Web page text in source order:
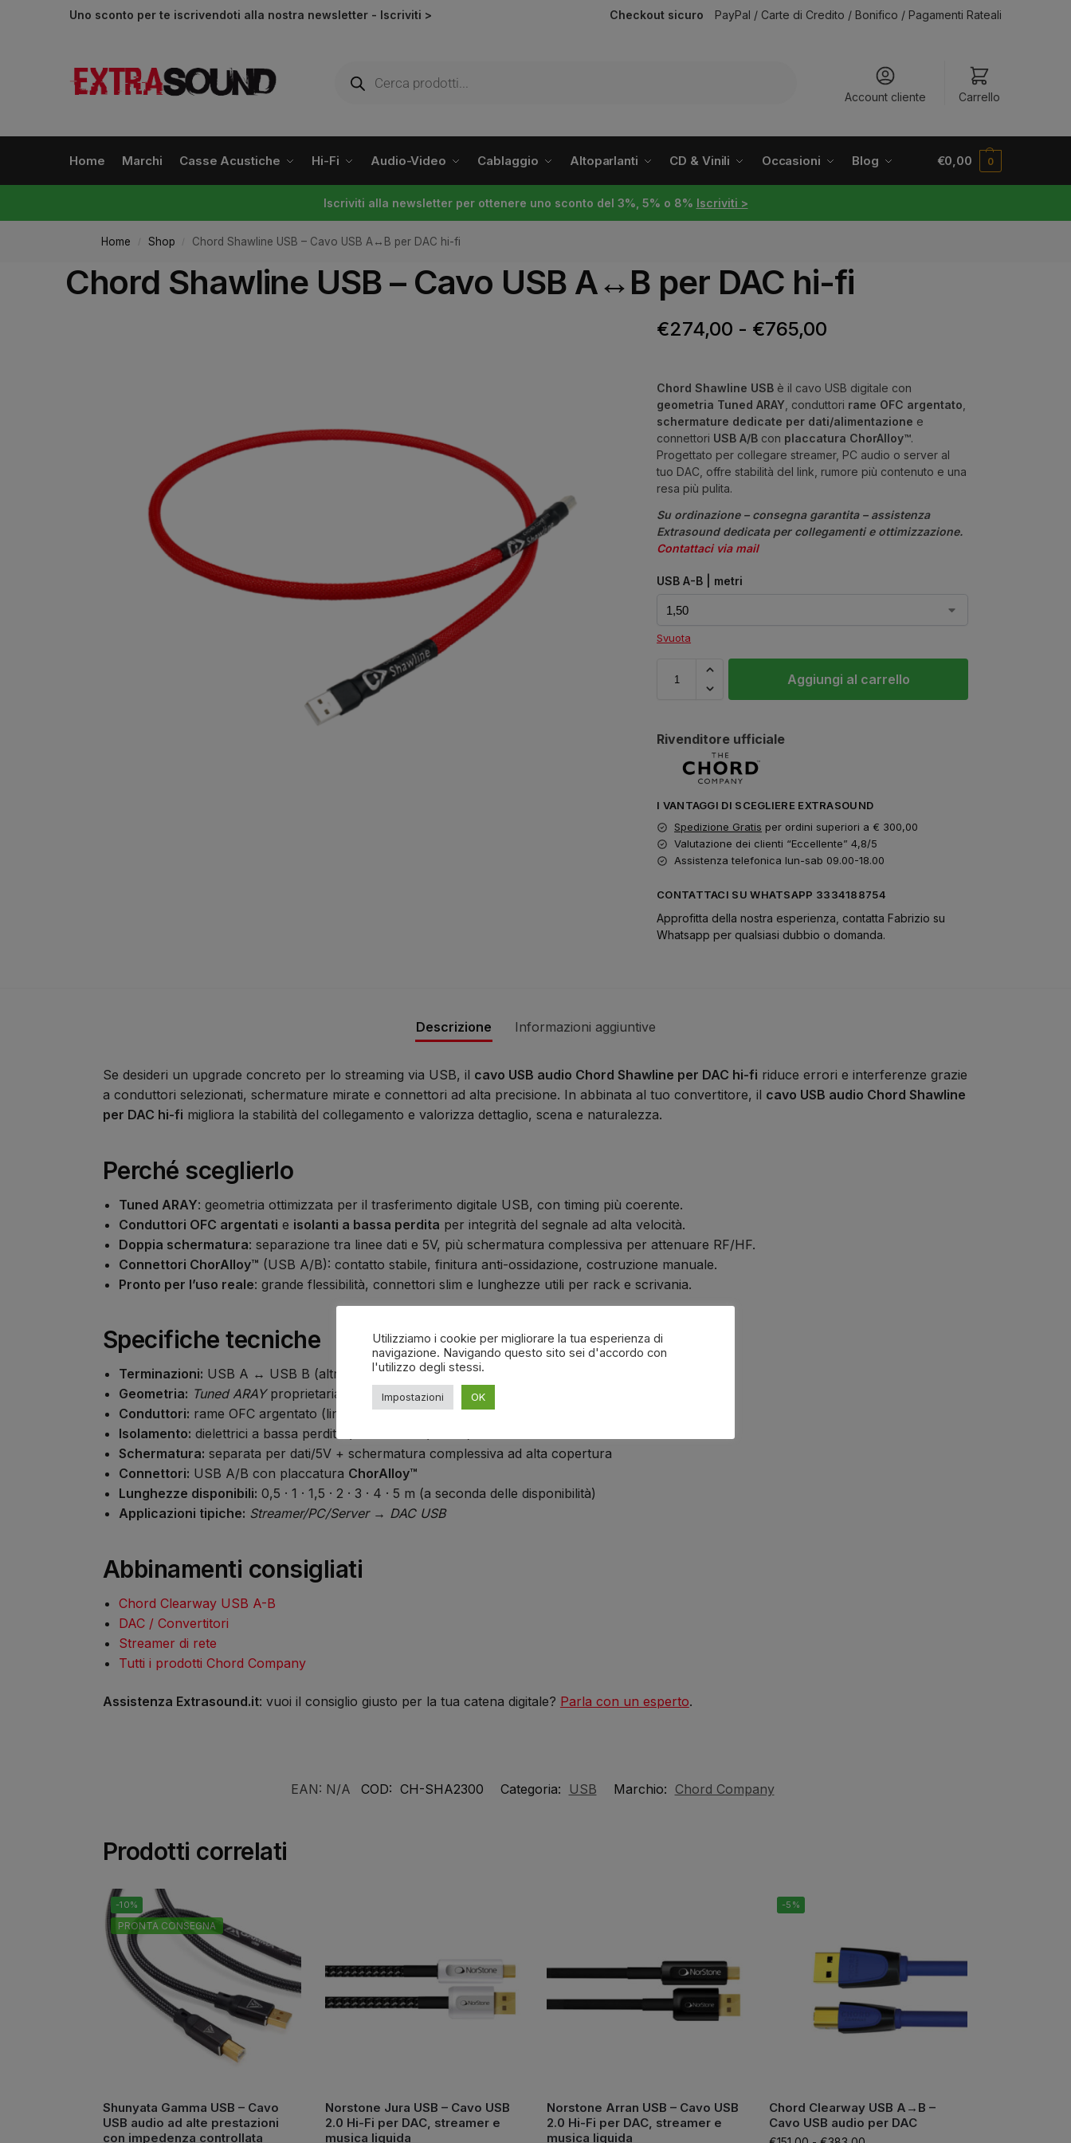
Uno sconto per te iscrivendoti alla nostra newsletter - Iscriviti > Checkout sicuro PayPal / Carte di Credito / Bonifico / Pagamenti Rateali
Account cliente Carrello
Home Marchi Casse Acustiche Hi-Fi Audio-Video Cablaggio Altoparlanti CD & Vinili Occasioni Blog €0,00 0
Iscriviti alla newsletter per ottenere uno sconto del 3%, 5% o 8% Iscriviti >
Home / Shop / Chord Shawline USB – Cavo USB A↔B per DAC hi-fi
Chord Shawline USB – Cavo USB A↔B per DAC hi-fi
€274,00 - €765,00
Chord Shawline USB è il cavo USB digitale con
geometria Tuned ARAY , conduttori rame OFC argentato
schermature dedicate per dati/alimentazione e
connettori USB A/B con placcatura ChorAlloy™.
Progettato per collegare streamer, PC audio o server al
tuo DAC, offre stabilità del link, rumore più contenuto e una
resa più pulita.
Su ordinazione – consegna garantita – assistenza
Extrasound dedicata per collegamenti e ottimizzazione.
Contattaci via mail
USB A-B | metri
Svuota
Aggiungi al carrello
Rivenditore ufficiale
I VANTAGGI DI SCEGLIERE EXTRASOUND
Spedizione Gratis per ordini superiori a € 300,00
Valutazione dei clienti “Eccellente” 4,8/5
Assistenza telefonica lun-sab 09.00-18.00
CONTATTACI SU WHATSAPP 3334188754
Approfitta della nostra esperienza, contatta Fabrizio su
Whatsapp per qualsiasi dubbio o domanda.
Descrizione Informazioni aggiuntive
Se desideri un upgrade concreto per lo streaming via USB, il cavo USB audio Chord Shawline per DAC hi-fi riduce errori e interferenze grazie
a conduttori selezionati, schermature mirate e connettori ad alta precisione. In abbinata al tuo convertitore, il cavo USB audio Chord Shawline
per DAC hi-fi migliora la stabilità del collegamento e valorizza dettaglio, scena e naturalezza.
Perché sceglierlo
Tuned ARAY: geometria ottimizzata per il trasferimento digitale USB, con timing più coerente.
Conduttori OFC argentati e isolanti a bassa perdita per integrità del segnale ad alta velocità.
Doppia schermatura: separazione tra linee dati e 5V, più schermatura complessiva per attenuare RF/HF.
Connettori ChorAlloy™ (USB A/B): contatto stabile, finitura anti-ossidazione, costruzione manuale.
Pronto per l’uso reale: grande flessibilità, connettori slim e lunghezze utili per rack e scrivania.
Specifiche tecniche
Terminazioni: USB A ↔ USB B (altre su richiesta, secondo disponibilità)
Geometria: Tuned ARAYproprietaria
Conduttori: rame OFC argentato (linee dati e alimentazione)
Isolamento: dielettrici a bassa perdita (classe PTFE/HSPe)
Schermatura: separata per dati/5V + schermatura complessiva ad alta copertura
Connettori: USB A/B con placcatura ChorAlloy™
Lunghezze disponibili: 0,5 · 1 · 1,5 · 2 · 3 · 4 · 5 m (a seconda delle disponibilità)
Applicazioni tipiche: Streamer/PC/Server → DAC USB
Abbinamenti consigliati
Chord Clearway USB A-B
DAC / Convertitori
Streamer di rete
Tutti i prodotti Chord Company
Assistenza Extrasound.it: vuoi il consiglio giusto per la tua catena digitale? Parla con un esperto.
EAN: N/A COD: CH-SHA2300 Categoria: USB Marchio: Chord Company
Prodotti correlati
-10%
PRONTA CONSEGNA
Shunyata Gamma USB – Cavo
USB audio ad alte prestazioni
con impedenza controllata
Norstone Jura USB – Cavo USB
2.0 Hi-Fi per DAC, streamer e
musica liquida
Norstone Arran USB – Cavo USB
2.0 Hi-Fi per DAC, streamer e
musica liquida
-5%
Chord Clearway USB A→B –
Cavo USB audio per DAC
Utilizziamo i cookie per migliorare la tua esperienza di
navigazione. Navigando questo sito sei d'accordo con
l'utilizzo degli stessi.
Impostazioni OK